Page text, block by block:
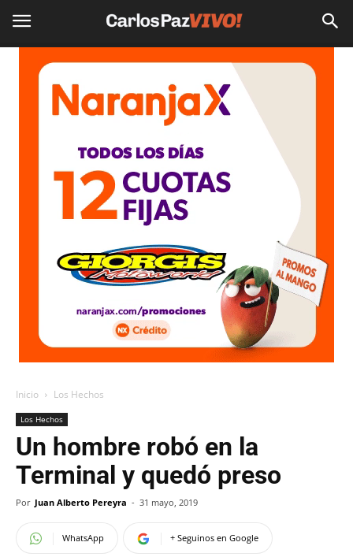
Inicio Los Hechos
Los Hechos
Un hombre robó en la
Terminal y quedó preso
Por Juan Alberto Pereyra - 31 mayo, 2019
WhatsApp + Seguinos en Google